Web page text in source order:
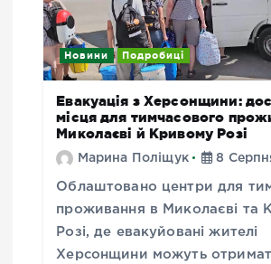
Новини Подробиці
Евакуація з Херсонщини:
місця для тимчасового
Миколаєві й Кривому Розі
Марина Поліщук 8
Облаштовано центри для
проживання в Миколаєві та
Розі, де евакуйовані жителі
Херсонщини можуть